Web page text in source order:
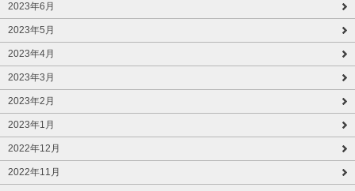
2023年6月
2023年5月
2023年4月
2023年3月
2023年2月
2023年1月
2022年12月
2022年11月